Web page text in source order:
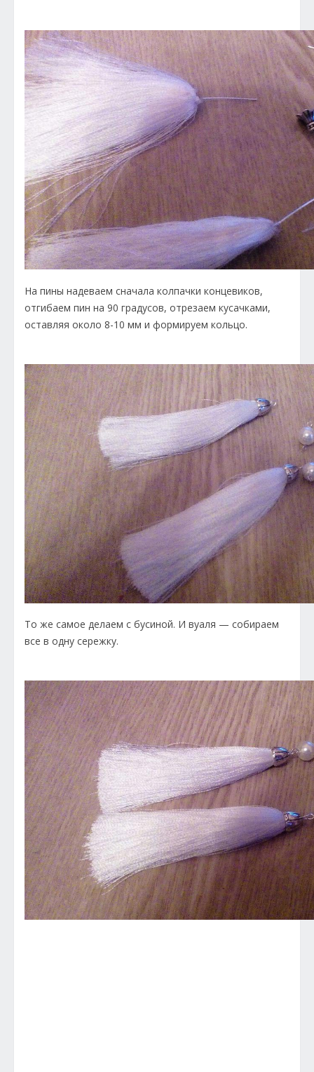
На пины надеваем сначала колпачки концевиков,
отгибаем пин на 90 градусов, отрезаем кусачками,
оставляя около 8-10 мм и формируем кольцо.
То же самое делаем с бусиной. И вуаля — собираем
все в одну сережку.